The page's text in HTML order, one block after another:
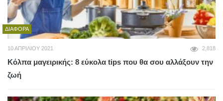
ΔΙΆΦΟΡΑ
10 ΑΠΡΙΛΊΟΥ 2021 2,818
Κόλπα μαγειρικής: 8 εύκολα tips που θα σου αλλάξουν την
ζωή